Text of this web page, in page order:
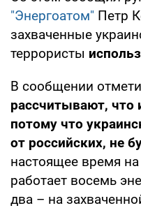
"Энергоатом" Петр
захваченные
террористы
В сообщении
рассчитывают, что
потому что
от российских, не
настоящее время
работает восемь
два – на